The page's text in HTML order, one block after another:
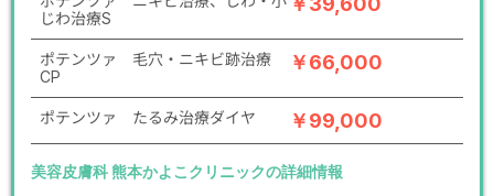
じわ治療S
ポテンツァ 毛穴・ニキビ跡治療
CP
￥66,000
ポテンツァ たるみ治療ダイヤ ￥99,000
美容皮膚科 熊本かよこクリニックの詳細情報